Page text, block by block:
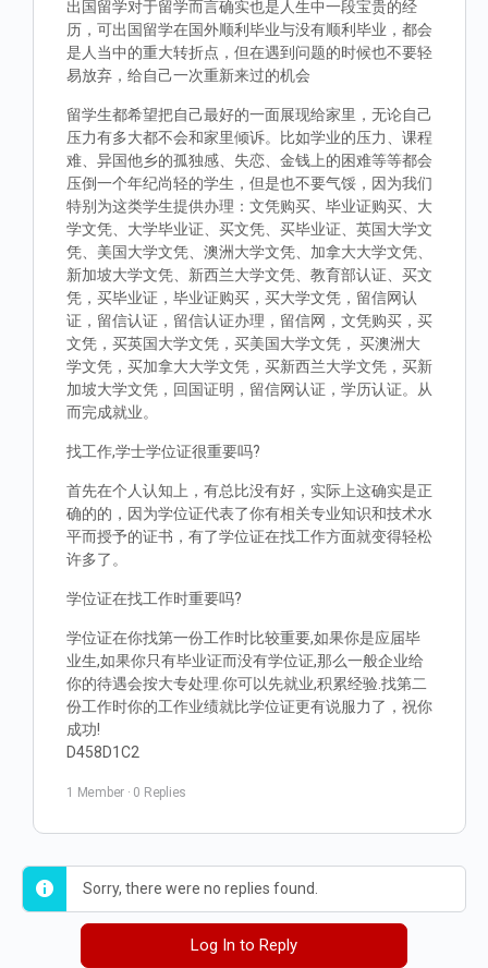
出国留学对于留学而言确实也是人生中一段宝贵的经
历，可出国留学在国外顺利毕业与没有顺利毕业，都会
是人当中的重大转折点，但在遇到问题的时候也不要轻
易放弃，给自己一次重新来过的机会
留学生都希望把自己最好的一面展现给家里，无论自己
压力有多大都不会和家里倾诉。比如学业的压力、课程
难、异国他乡的孤独感、失恋、金钱上的困难等等都会
压倒一个年纪尚轻的学生，但是也不要气馁，因为我们
特别为这类学生提供办理：文凭购买、毕业证购买、大
学文凭、大学毕业证、买文凭、买毕业证、英国大学文
凭、美国大学文凭、澳洲大学文凭、加拿大大学文凭、
新加坡大学文凭、新西兰大学文凭、教育部认证、买文
凭，买毕业证，毕业证购买，买大学文凭，留信网认
证，留信认证，留信认证办理，留信网，文凭购买，买
文凭，买英国大学文凭，买美国大学文凭， 买澳洲大
学文凭，买加拿大大学文凭，买新西兰大学文凭，买新
加坡大学文凭，回国证明，留信网认证，学历认证。从
而完成就业。
找工作,学士学位证很重要吗?
首先在个人认知上，有总比没有好，实际上这确实是正
确的的，因为学位证代表了你有相关专业知识和技术水
平而授予的证书，有了学位证在找工作方面就变得轻松
许多了。
学位证在找工作时重要吗?
学位证在你找第一份工作时比较重要,如果你是应届毕
业生,如果你只有毕业证而没有学位证,那么一般企业给
你的待遇会按大专处理.你可以先就业,积累经验.找第二
份工作时你的工作业绩就比学位证更有说服力了，祝你
成功!
D458D1C2
1 Member · 0 Replies
Sorry, there were no replies found.
Log In to Reply